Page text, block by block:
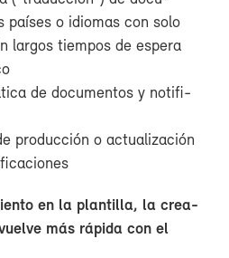
paí­ses o idio­mas con so­lo
lar­gos tiem­pos de es­pe­ra
de do­cu­men­tos y no­ti­fi­
pro­duc­ción o ac­tua­li­za­ción
en la plan­ti­lla, la crea­
más rá­pi­da con el